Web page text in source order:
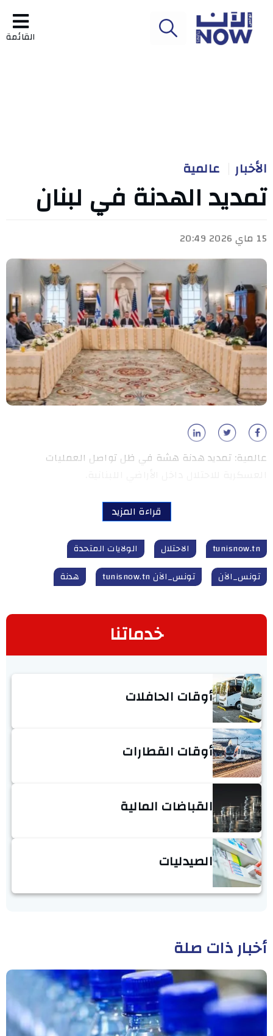
القائمة
الأخبار عالمية
تمديد الهدنة في لبنان
15 ماي 2026 20:49
عالمية: تمديد هدنة هشة في ظل تواصل العمليات
قراءة المزيد
tunisnow.tn الاحتلال
الولايات المتحدة
تونس_الآن
تونس_الآن tunisnow.tn هدنة
خدماتنا
أوقات الحافلات
أوقات القطارات
القباضات المالية
الصيدليات
أخبار ذات صلة